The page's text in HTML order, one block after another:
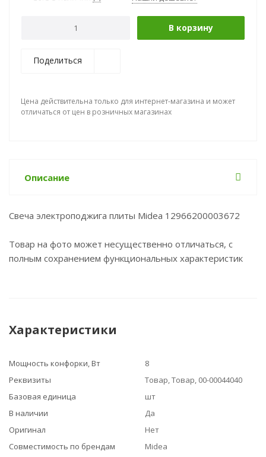
В корзину
Поделиться
Цена действительна только для интернет-магазина и может
отличаться от цен в розничных магазинах
Описание
Свеча электроподжига плиты Midea 12966200003672
Товар на фото может несущественно отличаться, с
полным сохранением функциональных характеристик
Характеристики
Мощность конфорки, Вт
8
Реквизиты
Товар, Товар, 00-00044040
Базовая единица
шт
В наличии
Да
Оригинал
Нет
Совместимость по брендам
Midea